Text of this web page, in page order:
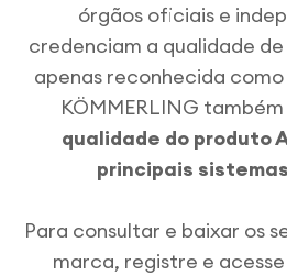
órgãos oficiais e
credenciam a qualidade de
apenas reconhecida
KÖMMERLING
qualidade do produto
principais
Para consultar e baixar os
marca, registre e